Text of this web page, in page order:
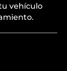
vehículo